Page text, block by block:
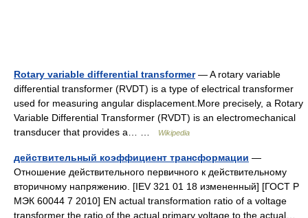
Rotary variable differential transformer— A rotary variable
differential transformer (RVDT) is a type of electrical transformer
used for measuring angular displacement.More precisely, a Rotary
Variable Differential Transformer (RVDT) is an electromechanical
transducer that provides a… …
Wikipedia
действительный коэффициент трансформации —
Отношение действительного первичного к действительному
вторичному напряжению. [IEV 321 01 18 измененный] [ГОСТ Р
МЭК 60044 7 2010] EN actual transformation ratio of a voltage
transformer the ratio of the actual primary voltage to the actual…